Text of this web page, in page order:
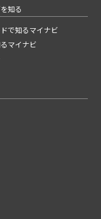
知る
で知るマイナビ
マイナビ